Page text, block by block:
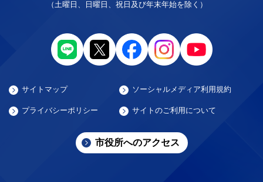
（土曜日、日曜日、祝日及び年末年始を除く）
サイトマップ ソーシャルメディア利用規約
プライバシーポリシー サイトのご利用について
市役所へのアクセス